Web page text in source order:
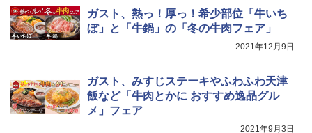
5
カップヌードル レギュラー 日清食品 カ
ップ麺 78g×20個
お手入れ 小型 新生活 一人暮らし 二人暮
らし ファミリー
5
シャープ ウォーターオーブン ヘルシオ
AX-XJ1-B ブラック 30L 2段調理 コンベ
ガスト、熱っ！厚っ！希少部位「牛いち
ぼ」と「牛鍋」の「冬の牛肉フェア」
2021年12月9日
ガスト、みすじステーキやふわふわ天津
飯など「牛肉とかに おすすめ逸品グル
メ」フェア
2021年9月3日